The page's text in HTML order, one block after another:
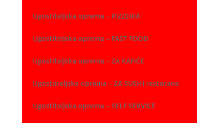
Ugostiteljska oprema – PIZZERIA
Ugostiteljska oprema – FAST FOOD
Ugostiteljska oprema – ZA KAFIĆE
Ugostoteljska oprema – ZA SUSHI restorane
Ugostiteljska oprema – SELF SERVICE